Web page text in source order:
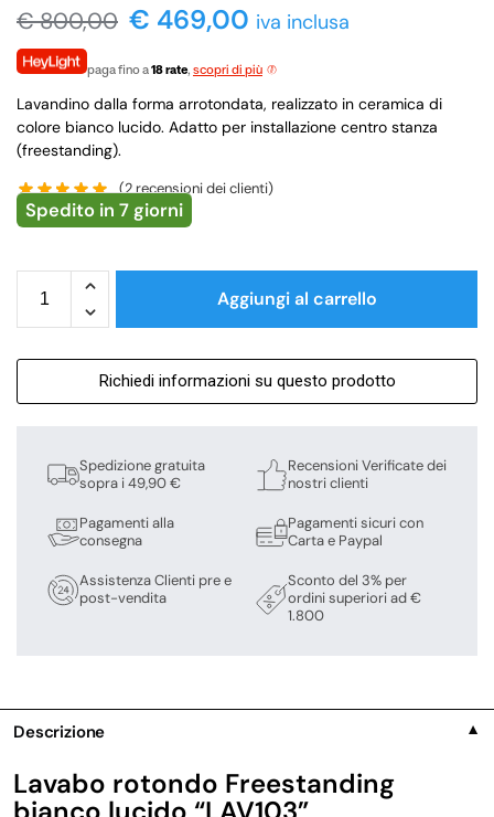
€800,00 € 469,00 iva inclusa
paga fino a18 rate, scopri di più
Lavandino dalla forma arrotondata, realizzato in ceramica di
colore bianco lucido. Adatto per installazione centro stanza
(freestanding).
(2recensioni dei clienti)
Spedito in 7 giorni
Aggiungi al carrello
Richiedi informazioni su questo prodotto
Spedizione gratuita
sopra i 49,90 €
Pagamenti alla
consegna
Assistenza Clienti pre e
post-vendita
Recensioni Verificate dei
nostri clienti
Pagamenti sicuri con
Carta e Paypal
Sconto del 3% per
ordini superiori ad €
1.800
Descrizione ▼
Lavabo rotondo Freestanding